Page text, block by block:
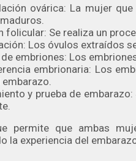
ovárica: La mujer
folicular: Se realiza un
Los óvulos extraídos
embriones: Los
embrionaria: Los
y prueba de
permite que ambas
la experiencia del